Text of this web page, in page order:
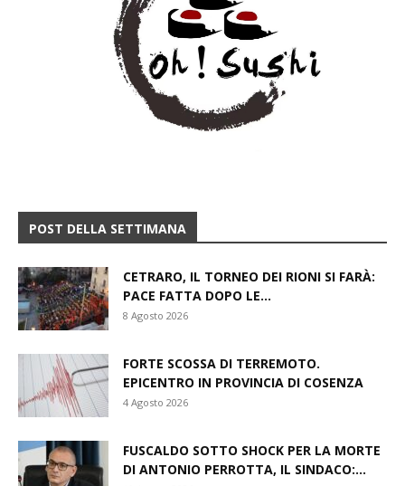
POST DELLA SETTIMANA
CETRARO, IL TORNEO DEI RIONI SI FARÀ:
PACE FATTA DOPO LE...
8 Agosto 2026
FORTE SCOSSA DI TERREMOTO.
EPICENTRO IN PROVINCIA DI COSENZA
4 Agosto 2026
FUSCALDO SOTTO SHOCK PER LA MORTE
DI ANTONIO PERROTTA, IL SINDACO:...